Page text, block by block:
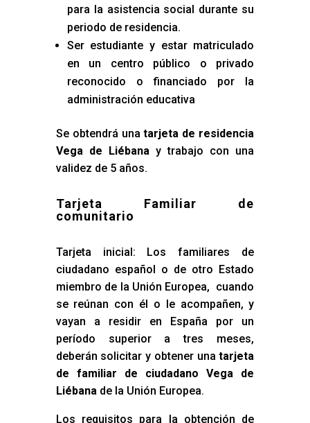
para la asistencia social durante su
periodo de residencia.
Ser estudiante y estar matriculado
en un centro público o privado
reconocido o financiado por la
administración educativa
Se obtendrá unatarjeta de residencia
Vega de Liébana y trabajo con una
validez de 5 años.
Tarjeta Familiar de
comunitario
Tarjeta inicial: Los familiares de
ciudadano español o de otro Estado
miembro de la Unión Europea, cuando
se reúnan con él o le acompañen, y
vayan a residir en España por un
período superior a tres meses,
deberán solicitar y obtener unatarjeta
de familiar de ciudadano Vega de
Liébana de la Unión Europea.
Los requisitos para la obtención de